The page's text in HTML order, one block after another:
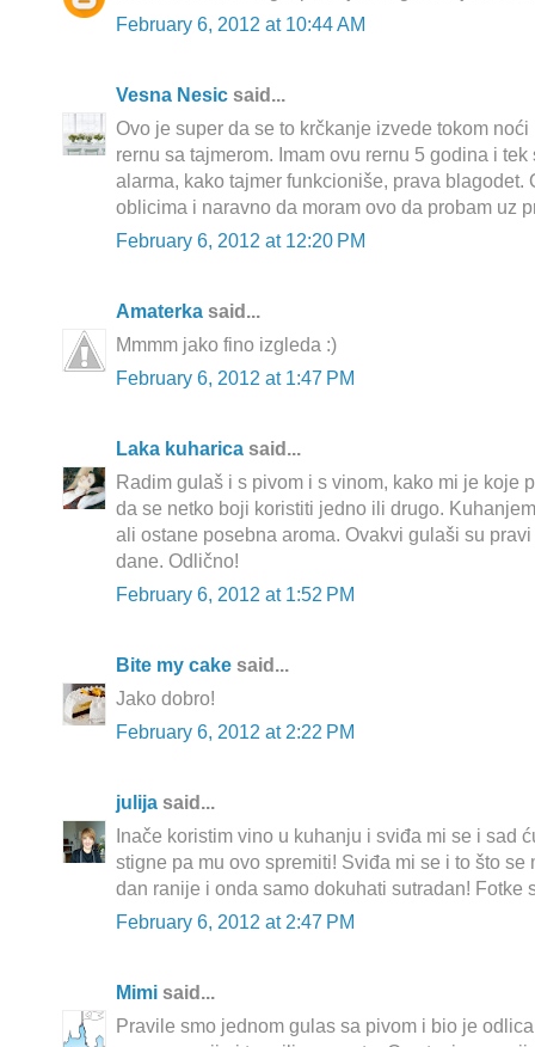
February 6, 2012 at 10:44 AM
Vesna Nesic said...
Ovo je super da se to krčkanje izvede tokom
rernu sa tajmerom. Imam ovu rernu 5 godina i
alarma, kako tajmer funkcioniše, prava blagodet.
oblicima i naravno da moram ovo da probam uz
February 6, 2012 at 12:20 PM
Amaterka said...
Mmmm jako fino izgleda :)
February 6, 2012 at 1:47 PM
Laka kuharica said...
Radim gulaš i s pivom i s vinom, kako mi je koje
da se netko boji koristiti jedno ili drugo.
ali ostane posebna aroma. Ovakvi gulaši su
dane. Odlično!
February 6, 2012 at 1:52 PM
Bite my cake said...
Jako dobro!
February 6, 2012 at 2:22 PM
julija said...
Inače koristim vino u kuhanju i sviđa mi se i sad
stigne pa mu ovo spremiti! Sviđa mi se i to što se
dan ranije i onda samo dokuhati sutradan! Fotke
February 6, 2012 at 2:47 PM
Mimi said...
Pravile smo jednom gulas sa pivom i bio je